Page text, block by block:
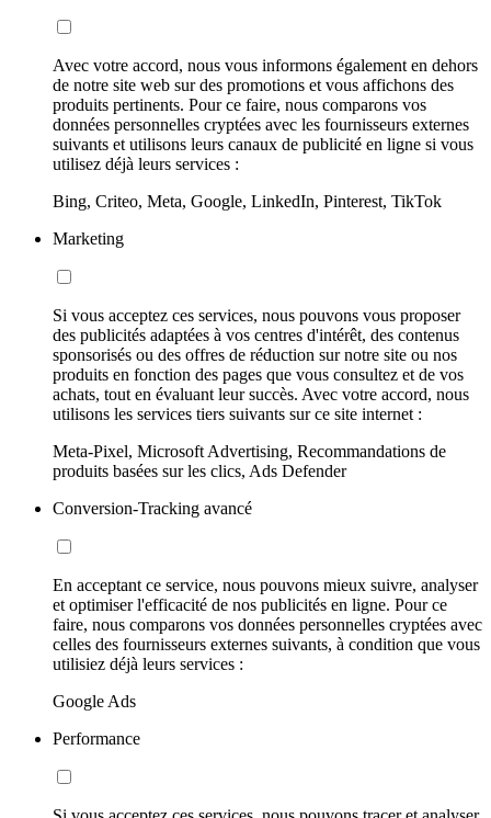
Avec votre accord, nous vous informons également en dehors
de notre site web sur des promotions et vous affichons des
produits pertinents. Pour ce faire, nous comparons vos
données personnelles cryptées avec les fournisseurs externes
suivants et utilisons leurs canaux de publicité en ligne si vous
utilisez déjà leurs services :
Bing, Criteo, Meta, Google, LinkedIn, Pinterest, TikTok
Marketing
Si vous acceptez ces services, nous pouvons vous proposer
des publicités adaptées à vos centres d'intérêt, des contenus
sponsorisés ou des offres de réduction sur notre site ou nos
produits en fonction des pages que vous consultez et de vos
achats, tout en évaluant leur succès. Avec votre accord, nous
utilisons les services tiers suivants sur ce site internet :
Meta-Pixel, Microsoft Advertising, Recommandations de
produits basées sur les clics, Ads Defender
Conversion-Tracking avancé
En acceptant ce service, nous pouvons mieux suivre, analyser
et optimiser l'efficacité de nos publicités en ligne. Pour ce
faire, nous comparons vos données personnelles cryptées avec
celles des fournisseurs externes suivants, à condition que vous
utilisiez déjà leurs services :
Google Ads
Performance